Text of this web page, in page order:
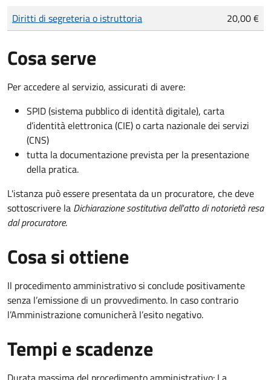
Tipo di pagamento
Importo
Diritti di segreteria o istruttoria 20,00 €
Cosa serve
Per accedere al servizio, assicurati di avere:
SPID (sistema pubblico di identità digitale), carta
d’identità elettronica (CIE) o carta nazionale dei servizi
(CNS)
tutta la documentazione prevista per la presentazione
della pratica.
L'istanza può essere presentata da un procuratore, che deve
sottoscrivere la Dichiarazione sostitutiva dell'atto di notorietà resa
dal procuratore.
Cosa si ottiene
Il procedimento amministrativo si conclude positivamente
senza l’emissione di un provvedimento. In caso contrario
l’Amministrazione comunicherà l’esito negativo.
Tempi e scadenze